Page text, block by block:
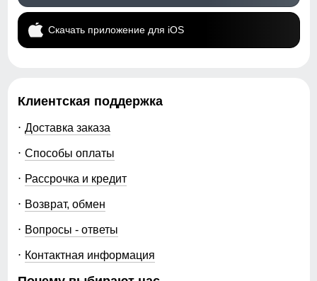
Скачать приложение для iOS
Клиентская поддержка
Доставка заказа
Способы оплаты
Рассрочка и кредит
Возврат, обмен
Вопросы - ответы
Контактная информация